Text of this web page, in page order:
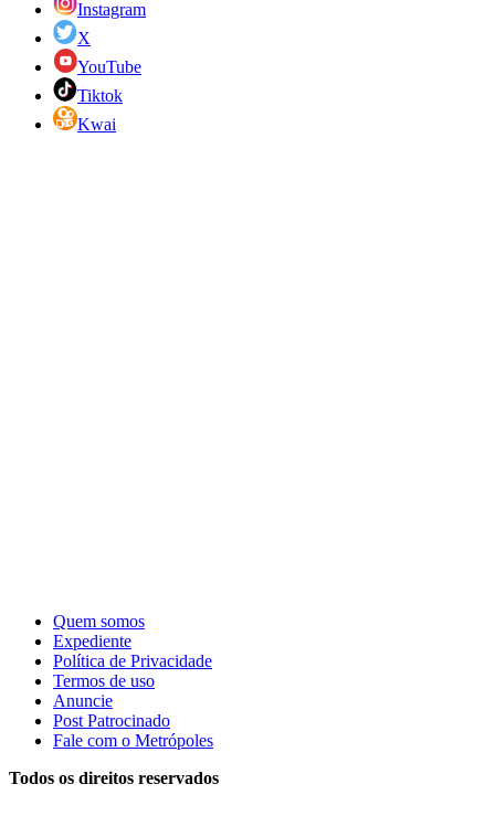
Instagram
X
YouTube
Tiktok
Kwai
Quem somos
Expediente
Política de Privacidade
Termos de uso
Anuncie
Post Patrocinado
Fale com o Metrópoles
Todos os direitos reservados